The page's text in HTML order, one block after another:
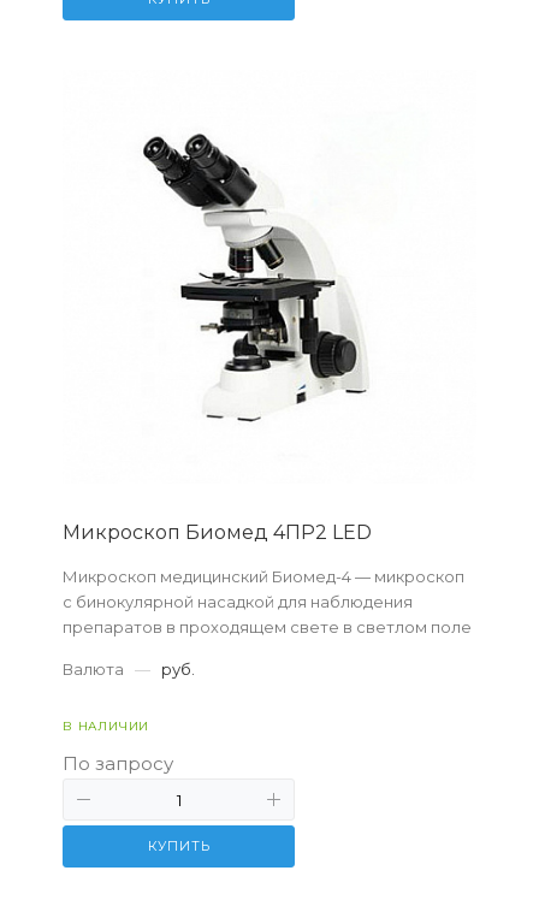
Микpоскоп Биомед 4ПР2 LED
Микроскоп медицинский Биомед-4 — микроскоп
с бинокулярной насадкой для наблюдения
препаратов в проходящем свете в светлом поле
Валюта — руб.
В НАЛИЧИИ
По запросу
КУПИТЬ